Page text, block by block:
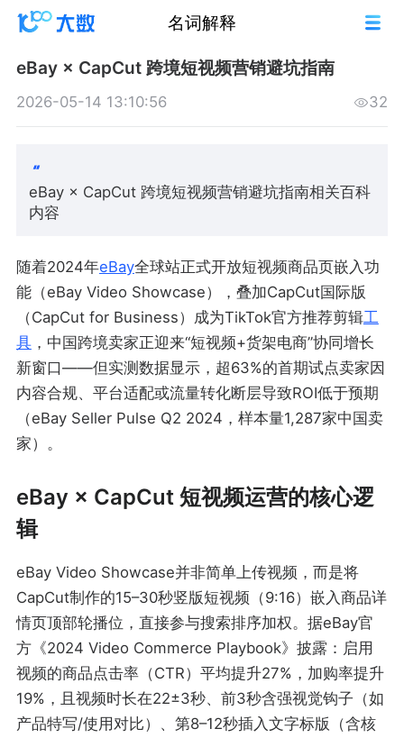
名词解释
eBay × CapCut 跨境短视频营销避坑指南
2026-05-14 13:10:56 32
eBay × CapCut 跨境短视频营销避坑指南相关百科
内容
随着2024年eBay全球站正式开放短视频商品页嵌入功
能（eBay Video Showcase），叠加CapCut国际版
（CapCut for Business）成为TikTok官方推荐剪辑工
具，中国跨境卖家正迎来“短视频+货架电商”协同增长
新窗口——但实测数据显示，超63%的首期试点卖家因
内容合规、平台适配或流量转化断层导致ROI低于预期
（eBay Seller Pulse Q2 2024，样本量1,287家中国卖
家）。
eBay × CapCut 短视频运营的核心逻
辑
eBay Video Showcase并非简单上传视频，而是将
CapCut制作的15–30秒竖版短视频（9:16）嵌入商品详
情页顶部轮播位，直接参与搜索排序加权。据eBay官
方《2024 Video Commerce Playbook》披露：启用
视频的商品点击率（CTR）平均提升27%，加购率提升
19%，且视频时长在22±3秒、前3秒含强视觉钩子（如
产品特写/使用对比）、第8–12秒插入文字标版（含核